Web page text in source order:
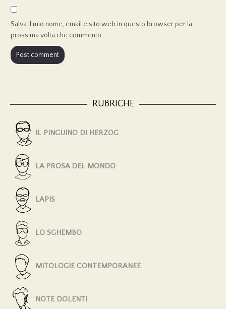
Salva il mio nome, email e sito web in questo browser per la
prossima volta che commento.
RUBRICHE
IL PINGUINO DI HERZOG
LA PROSA DEL MONDO
LAPIS
LO SGHEMBO
MITOLOGIE CONTEMPORANEE
NOTE DOLENTI